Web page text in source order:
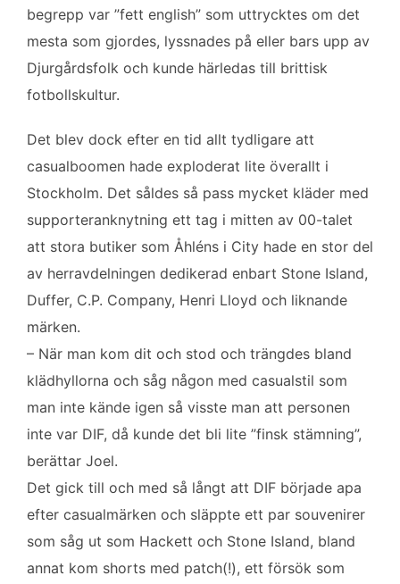
begrepp var ”fett english” som uttrycktes om det
mesta som gjordes, lyssnades på eller bars upp av
Djurgårdsfolk och kunde härledas till brittisk
fotbollskultur.
Det blev dock efter en tid allt tydligare att
casualboomen hade exploderat lite överallt i
Stockholm. Det såldes så pass mycket kläder med
supporteranknytning ett tag i mitten av 00-talet
att stora butiker som Åhléns i City hade en stor del
av herravdelningen dedikerad enbart Stone Island,
Duffer, C.P. Company, Henri Lloyd och liknande
märken.
– När man kom dit och stod och trängdes bland
klädhyllorna och såg någon med casualstil som
man inte kände igen så visste man att personen
inte var DIF, då kunde det bli lite ”finsk stämning”,
berättar Joel.
Det gick till och med så långt att DIF började apa
efter casualmärken och släppte ett par souvenirer
som såg ut som Hackett och Stone Island, bland
annat kom shorts med patch(!), ett försök som